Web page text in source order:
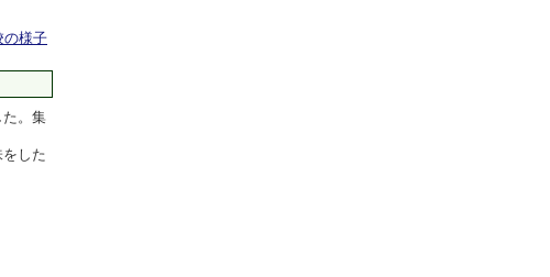
の様子
。集
した